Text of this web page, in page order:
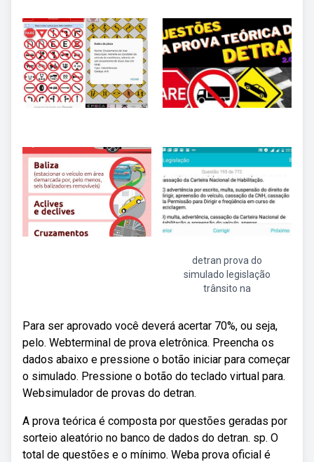
detran prova do
simulado legislação
trânsito na
Para ser aprovado você deverá acertar 70%, ou seja,
pelo. Webterminal de prova eletrônica. Preencha os
dados abaixo e pressione o botão iniciar para começar
o simulado. Pressione o botão do teclado virtual para.
Websimulador de provas do detran.
A prova teórica é composta por questões geradas por
sorteio aleatório no banco de dados do detran. sp. O
total de questões e o mínimo. Weba prova oficial é